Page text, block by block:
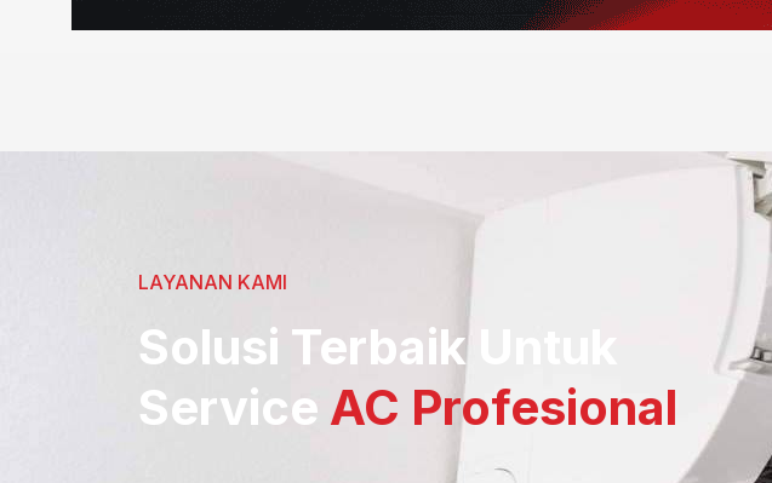
LAYANAN KAMI
Solusi Terbaik Untuk
Service AC Profesional